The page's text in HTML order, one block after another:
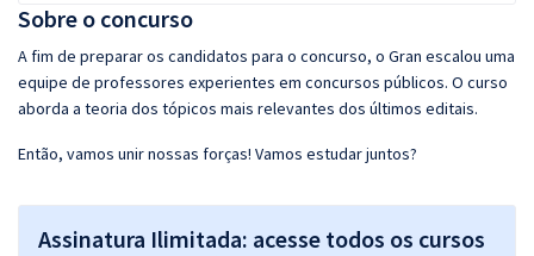
Sobre o concurso
A fim de preparar os candidatos para o concurso, o Gran escalou uma
equipe de professores experientes em concursos públicos. O curso
aborda a teoria dos tópicos mais relevantes dos últimos editais.
Então, vamos unir nossas forças! Vamos estudar juntos?
Assinatura Ilimitada: acesse todos os cursos